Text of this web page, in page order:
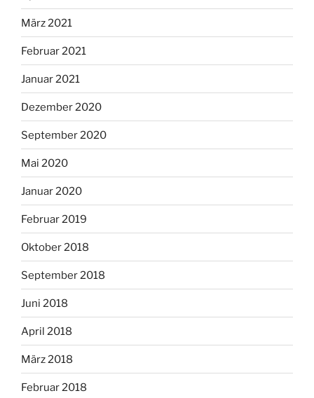
März 2021
Februar 2021
Januar 2021
Dezember 2020
September 2020
Mai 2020
Januar 2020
Februar 2019
Oktober 2018
September 2018
Juni 2018
April 2018
März 2018
Februar 2018